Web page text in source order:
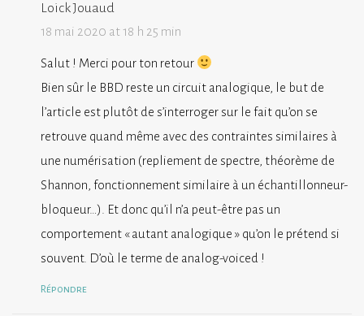
Loick Jouaud
18 mai 2020 at 18 h 25 min
Salut ! Merci pour ton retour
Bien sûr le BBD reste un circuit analogique, le but de
l’article est plutôt de s’interroger sur le fait qu’on se
retrouve quand même avec des contraintes similaires à
une numérisation (repliement de spectre, théorème de
Shannon, fonctionnement similaire à un échantillonneur-
bloqueur…). Et donc qu’il n’a peut-être pas un
comportement « autant analogique » qu’on le prétend si
souvent. D’où le terme de analog-voiced !
Répondre